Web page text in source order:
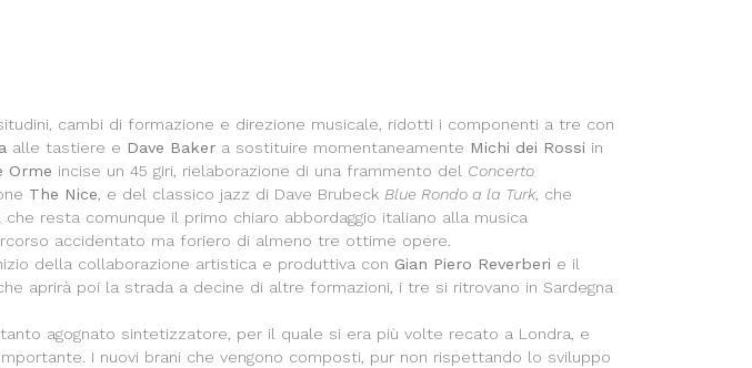
cambi di formazione e direzione musicale, ridotti i componenti a tre con
alle tastiere e Dave Baker a sostituire momentaneamente Michi dei Rossi in
Orme incise un 45 giri, rielaborazione di una frammento del Concerto
The Nice, e del classico jazz di Dave BrubeckBlue Rondo a la Turk, che
resta comunque il primo chiaro abbordaggio italiano alla musica
accidentato ma foriero di almeno tre ottime opere.
della collaborazione artistica e produttiva con Gian Piero Reverberi e il
aprirà poi la strada a decine di altre formazioni, i tre si ritrovano in Sardegna
agognato sintetizzatore, per il quale si era più volte recato a Londra, e
I nuovi brani che vengono composti, pur non rispettando lo sviluppo